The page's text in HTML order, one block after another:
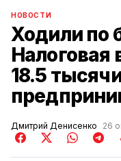
НОВОСТИ
Ходили по
Налоговая
18.5
Дмитрий Денисенко 26